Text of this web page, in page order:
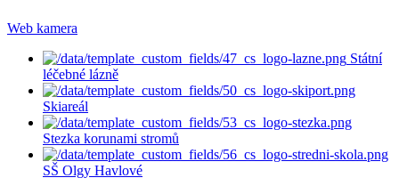
Web kamera
Státní
léčebné lázně
Skiareál
Stezka korunami stromů
SŠ Olgy Havlové